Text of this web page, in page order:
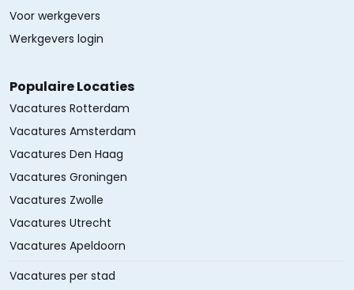
Voor werkgevers
Werkgevers login
Populaire Locaties
Vacatures Rotterdam
Vacatures Amsterdam
Vacatures Den Haag
Vacatures Groningen
Vacatures Zwolle
Vacatures Utrecht
Vacatures Apeldoorn
Vacatures per stad